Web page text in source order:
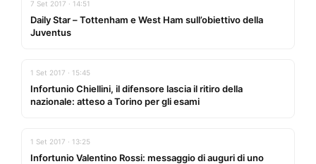
7 Set 2017 · 14:51
Daily Star – Tottenham e West Ham sull’obiettivo della
Juventus
1 Set 2017 · 15:45
Infortunio Chiellini, il difensore lascia il ritiro della
nazionale: atteso a Torino per gli esami
1 Set 2017 · 13:25
Infortunio Valentino Rossi: messaggio di auguri di uno